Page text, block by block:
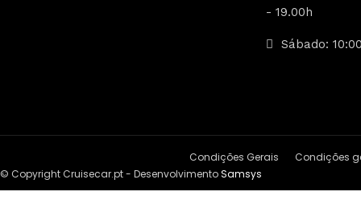
- 19.00h
Sábado:
Condições Gerais
Condições
© Copyright Cruisecar.pt - DesenvolvimentoSamsys